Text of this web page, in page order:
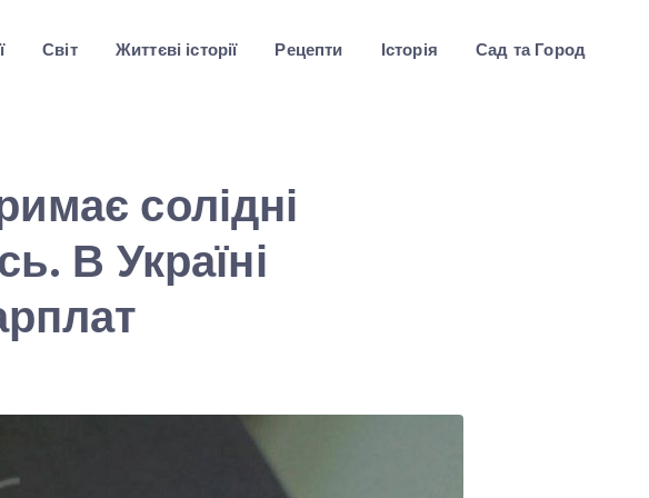
Світ Життєві історії Рецепти Історія Сад та Город
солідні
В Україні